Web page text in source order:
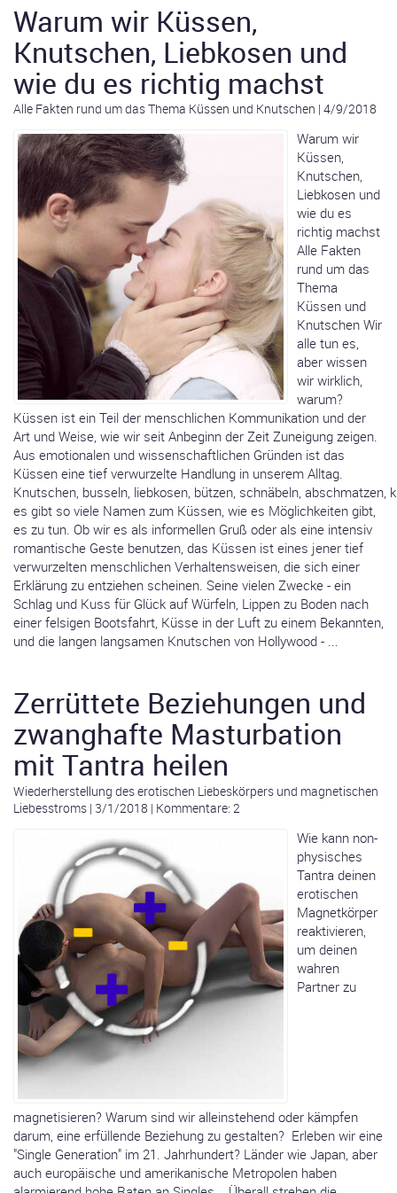
Warum wir Küssen,
Knutschen, Liebkosen und
wie du es richtig machst
Alle Fakten rund um das Thema Küssen und Knutschen | 4/9/2018
Warum wir
Küssen,
Knutschen,
Liebkosen und
wie du es
richtig machst
Alle Fakten
rund um das
Thema
Küssen und
Knutschen Wir
alle tun es,
aber wissen
wir wirklich,
warum?
Küssen ist ein Teil der menschlichen Kommunikation und der
Art und Weise, wie wir seit Anbeginn der Zeit Zuneigung zeigen.
Aus emotionalen und wissenschaftlichen Gründen ist das
Küssen eine tief verwurzelte Handlung in unserem Alltag.
Knutschen, busseln, liebkosen, bützen, schnäbeln, abschmatzen,
es gibt so viele Namen zum Küssen, wie es Möglichkeiten gibt,
es zu tun. Ob wir es als informellen Gruß oder als eine intensiv
romantische Geste benutzen, das Küssen ist eines jener tief
verwurzelten menschlichen Verhaltensweisen, die sich einer
Erklärung zu entziehen scheinen. Seine vielen Zwecke - ein
Schlag und Kuss für Glück auf Würfeln, Lippen zu Boden nach
einer felsigen Bootsfahrt, Küsse in der Luft zu einem Bekannten,
und die langen langsamen Knutschen von Hollywood - ...
Zerrüttete Beziehungen und
zwanghafte Masturbation
mit Tantra heilen
Wiederherstellung des erotischen Liebeskörpers und magnetischen
Liebesstroms | 3/1/2018 | Kommentare: 2
Wie kann non-
physisches
Tantra deinen
erotischen
Magnetkörper
reaktivieren,
um deinen
wahren
Partner zu
magnetisieren? Warum sind wir alleinstehend oder kämpfen
darum, eine erfüllende Beziehung zu gestalten? Erleben wir eine
"Single Generation" im 21. Jahrhundert? Länder wie Japan, aber
auch europäische und amerikanische Metropolen haben